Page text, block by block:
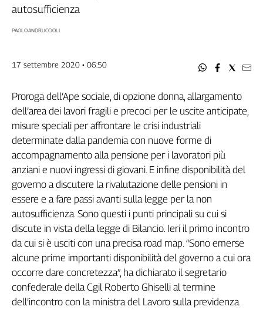
Spi
Caaf
G8
Genova,
il
sangue
della
ragione
120
anni
Collettiva
Academy
Collettiva
Play
Rubriche
autosufficienza
PAOLO ANDRUCCIOLI
17 settembre 2020 • 06:50
Proroga dell’Ape sociale, di opzione donna, allargamento
dell’area dei lavori fragili e precoci per le uscite anticipate,
misure speciali per affrontare le crisi industriali
determinate dalla pandemia con nuove forme di
accompagnamento alla pensione per i lavoratori più
anziani e nuovi ingressi di giovani. E infine disponibilità del
governo a discutere la rivalutazione delle pensioni in
essere e a fare passi avanti sulla legge per la non
autosufficienza. Sono questi i punti principali su cui si
discute in vista della legge di Bilancio. Ieri il primo incontro
da cui si è usciti con una precisa road map. “Sono emerse
alcune prime importanti disponibilità del governo a cui ora
occorre dare concretezza”, ha dichiarato il segretario
confederale della Cgil Roberto Ghiselli al termine
dell’incontro con la ministra del Lavoro sulla previdenza.